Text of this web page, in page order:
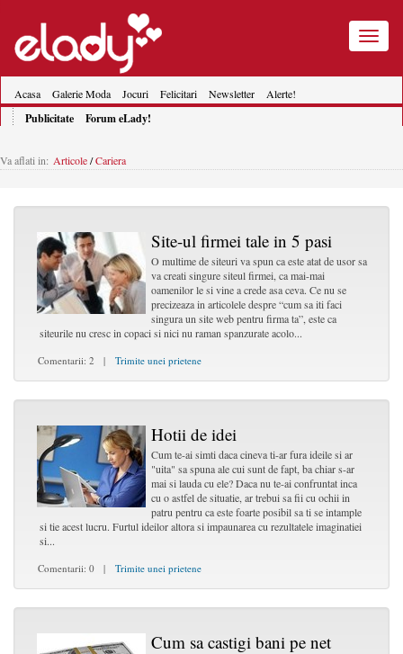
Toggle
Acasa Galerie Moda Jocuri Felicitari Newsletter Alerte!
Publicitate Forum eLady!
Va aflati in: Articole/Cariera
Site-ul firmei tale in 5 pasi
O multime de siteuri va spun ca este atat de usor sa
va creati singure siteul firmei, ca mai-mai
oamenilor le si vine a crede asa ceva. Ce nu se
precizeaza in articolele despre “cum sa iti faci
singura un site web pentru firma ta”, este ca
siteurile nu cresc in copaci si nici nu raman spanzurate acolo...
Comentarii: 2 | Trimite unei prietene
Hotii de idei
Cum te-ai simti daca cineva ti-ar fura ideile si ar
"uita" sa spuna ale cui sunt de fapt, ba chiar s-ar
mai si lauda cu ele? Daca nu te-ai confruntat inca
cu o astfel de situatie, ar trebui sa fii cu ochii in
patru pentru ca este foarte posibil sa ti se intample
si tie acest lucru. Furtul ideilor altora si impaunarea cu rezultatele imaginatiei
si...
Comentarii: 0 | Trimite unei prietene
Cum sa castigi bani pe net